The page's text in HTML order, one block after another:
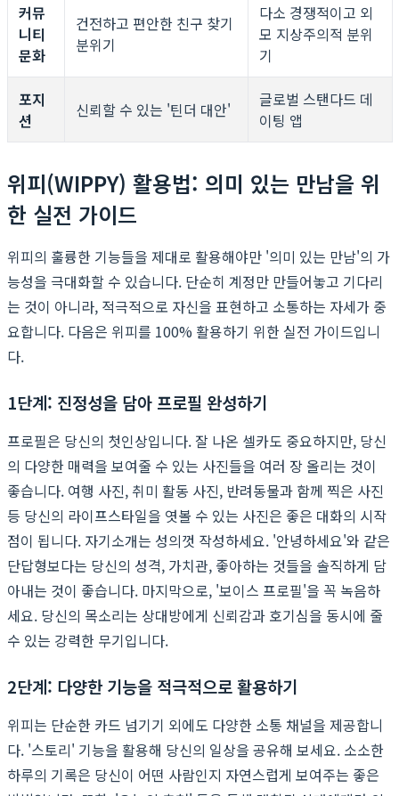
커뮤
니티
문화
건전하고 편안한 친구 찾기
분위기
다소 경쟁적이고 외
모 지상주의적 분위
기
포지
션
신뢰할 수 있는 '틴더 대안'
글로벌 스탠다드 데
이팅 앱
위피(WIPPY) 활용법: 의미 있는 만남을 위
한 실전 가이드
위피의 훌륭한 기능들을 제대로 활용해야만 '의미 있는 만남'의 가
능성을 극대화할 수 있습니다. 단순히 계정만 만들어놓고 기다리
는 것이 아니라, 적극적으로 자신을 표현하고 소통하는 자세가 중
요합니다. 다음은 위피를 100% 활용하기 위한 실전 가이드입니
다.
1단계: 진정성을 담아 프로필 완성하기
프로필은 당신의 첫인상입니다. 잘 나온 셀카도 중요하지만, 당신
의 다양한 매력을 보여줄 수 있는 사진들을 여러 장 올리는 것이
좋습니다. 여행 사진, 취미 활동 사진, 반려동물과 함께 찍은 사진
등 당신의 라이프스타일을 엿볼 수 있는 사진은 좋은 대화의 시작
점이 됩니다. 자기소개는 성의껏 작성하세요. '안녕하세요'와 같은
단답형보다는 당신의 성격, 가치관, 좋아하는 것들을 솔직하게 담
아내는 것이 좋습니다. 마지막으로, '보이스 프로필'을 꼭 녹음하
세요. 당신의 목소리는 상대방에게 신뢰감과 호기심을 동시에 줄
수 있는 강력한 무기입니다.
2단계: 다양한 기능을 적극적으로 활용하기
위피는 단순한 카드 넘기기 외에도 다양한 소통 채널을 제공합니
다. '스토리' 기능을 활용해 당신의 일상을 공유해 보세요. 소소한
하루의 기록은 당신이 어떤 사람인지 자연스럽게 보여주는 좋은